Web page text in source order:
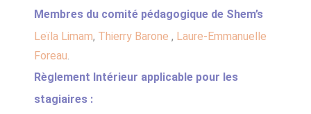
Membres du comité pédagogique de Shem’s
Leïla Limam, Thierry Barone , Laure-Emmanuelle
Foreau.
Règlement Intérieur applicable pour les
stagiaires :